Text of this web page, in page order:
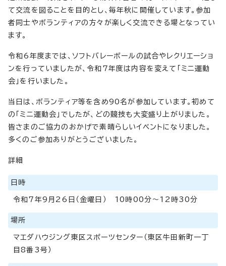
て交流を図ることを目的とし、毎年秋に開催しています。参加
者同士やボランティアの方々が楽しく交流できる場となってい
ます。
令和6年度までは、ソフトバレーボールの試合やレクリエーショ
ンを行っていましたが、令和7年度は内容を変えて「ミニ運動
会」を行いました。
当日は、ボランティア等を含め90名が参加しています。初めて
の「ミニ運動会」でしたが、どの競技も大変盛り上がりました。
皆さまのご協力のおかげで素晴らしいイベントになりました。
多くのご参加ありがとうございました。
詳細
日時
令和7年9月26日（金曜日） 10時00分～12時30分
場所
マエダハウジング東区スポーツセンター（東区牛田新町一丁
目8番3号）